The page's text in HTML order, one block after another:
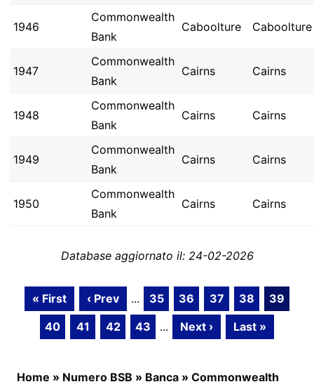
1946
Commonwealth
Bank
Caboolture Caboolture
1947
Commonwealth
Bank
Cairns Cairns
1948
Commonwealth
Bank
Cairns Cairns
1949
Commonwealth
Bank
Cairns Cairns
1950
Commonwealth
Bank
Cairns Cairns
Database aggiornato il: 24-02-2026
« First ‹ Prev ... 35 36 37 38
39
40
41 42 43 ... Next › Last »
Home » Numero BSB » Banca » Commonwealth